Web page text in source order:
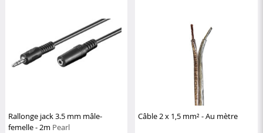
Rallonge jack 3.5 mm mâle-
femelle - 2m Pearl
Câble 2 x 1,5 mm² - Au mètre